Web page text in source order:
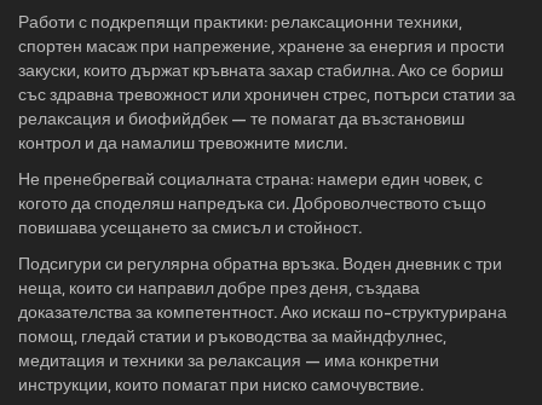
Работи с подкрепящи практики: релаксационни техники,
спортен масаж при напрежение, хранене за енергия и прости
закуски, които държат кръвната захар стабилна. Ако се бориш
със здравна тревожност или хроничен стрес, потърси статии за
релаксация и биофийдбек — те помагат да възстановиш
контрол и да намалиш тревожните мисли.
Не пренебрегвай социалната страна: намери един човек, с
когото да споделяш напредъка си. Доброволчеството също
повишава усещането за смисъл и стойност.
Подсигури си регулярна обратна връзка. Воден дневник с три
неща, които си направил добре през деня, създава
доказателства за компетентност. Ако искаш по-структурирана
помощ, гледай статии и ръководства за майндфулнес,
медитация и техники за релаксация — има конкретни
инструкции, които помагат при ниско самочувствие.